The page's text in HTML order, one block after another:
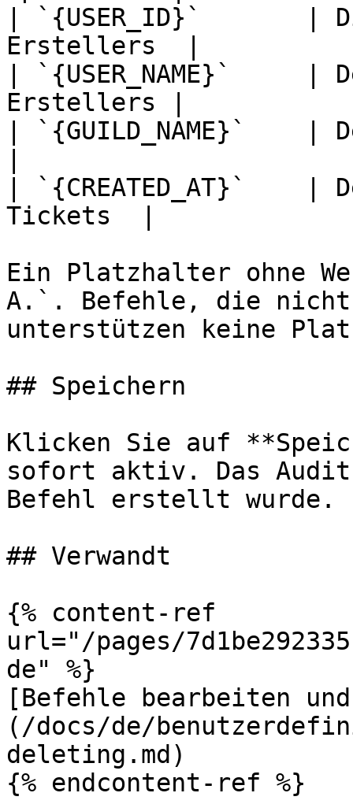
| `{USER_ID}`       |
Erstellers  |
| `{USER_NAME}`     |
Erstellers |
| `{GUILD_NAME}`    |
| `{CREATED_AT}`    |
Tickets  |
Ein Platzhalter ohne
A.`. Befehle, die nicht
unterstützen keine
## Speichern
Klicken Sie auf
sofort aktiv. Das
Befehl erstellt wurde.
## Verwandt
{% content-ref
url="/pages/
de" %}
[Befehle bearbeiten
(/docs/de/
deleting.md)
{% endcontent-ref %}